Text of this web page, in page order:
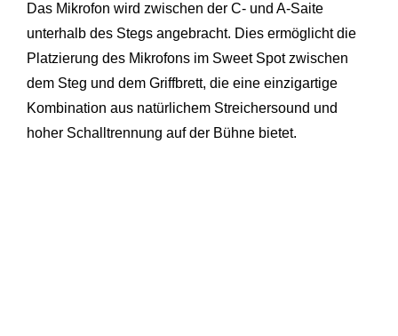
Das Mikrofon wird zwischen der C- und A-Saite
unterhalb des Stegs angebracht. Dies ermöglicht die
Platzierung des Mikrofons im Sweet Spot zwischen
dem Steg und dem Griffbrett, die eine einzigartige
Kombination aus natürlichem Streichersound und
hoher Schalltrennung auf der Bühne bietet.